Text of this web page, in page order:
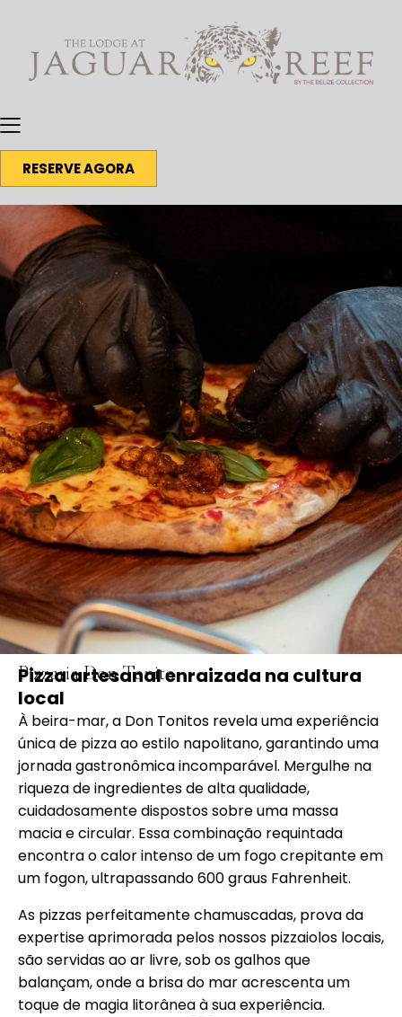
RESERVE AGORA
Pizzaria Don Tonito
Pizza artesanal enraizada na cultura
local
À beira-mar, a Don Tonitos revela uma experiência
única de pizza ao estilo napolitano, garantindo uma
jornada gastronômica incomparável. Mergulhe na
riqueza de ingredientes de alta qualidade,
cuidadosamente dispostos sobre uma massa
macia e circular. Essa combinação requintada
encontra o calor intenso de um fogo crepitante em
um fogon, ultrapassando 600 graus Fahrenheit.
As pizzas perfeitamente chamuscadas, prova da
expertise aprimorada pelos nossos pizzaiolos locais,
são servidas ao ar livre, sob os galhos que
balançam, onde a brisa do mar acrescenta um
toque de magia litorânea à sua experiência.